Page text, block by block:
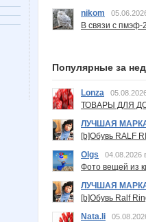
nikom
В связи с пмэф-
Популярные за
Lonza
ТОВАРЫ ДЛЯ
ЛУЧШАЯ
[b]Обувь RALF
Olgs
04.08.2026
Фото вещей из
ЛУЧШАЯ
[b]Обувь Ralf
Nata.li